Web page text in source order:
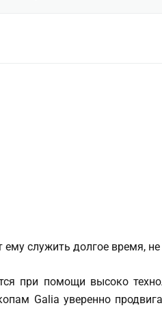
служить долгое время,
при помощи высоко
Galia уверенно